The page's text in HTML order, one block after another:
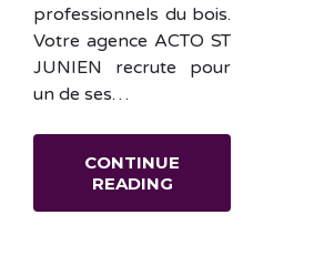
professionnels du bois.
Votre agence ACTO ST
JUNIEN recrute pour
un de ses…
CONTINUE
READING